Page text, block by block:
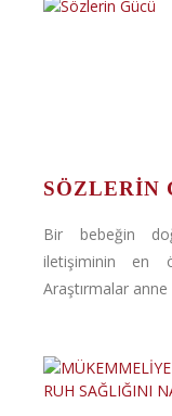
SÖZLERIN
Bir bebeğin
iletişiminin en
Araştırmalar anne